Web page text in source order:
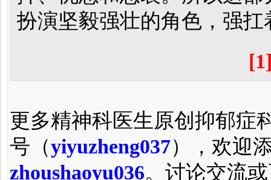
扮演坚毅强壮的角色，强扛
更多精神科医生原创抑郁症
号（yiyuzheng037），欢迎
zhoushaoyu036。讨论交流